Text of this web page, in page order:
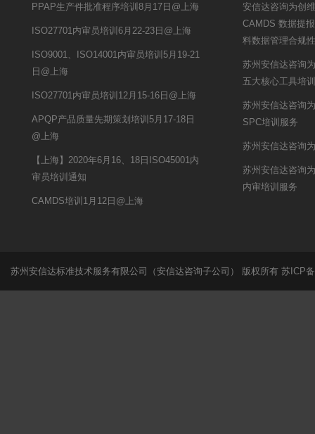
PPAP生产件批准程序培训8月17日@上海
ISO27701内审员培训6月22-23日@上海
ISO9001、ISO14001内审员培训5月19-21
日@上海
ISO27701内审员培训12月15-16日@上海
APQP产品质量先期策划培训5月17-18日
@上海
【上海】2020年6月16、18日ISO45001内
审员培训通知
CAMDS培训1月12日@上海
安信达咨询为创
CAMDS 数据提
料数据管理合规性
苏州安信达咨询
五大核心工具培
苏州安信达咨询
SPC培训服务
苏州安信达咨询
苏州安信达咨询
内审培训服务
苏州安信达标准技术服务有限公司（安信达咨询子公司） 版权所有 苏ICP